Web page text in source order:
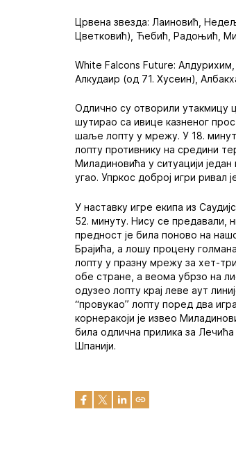
Црвена звезда: Лаиновић,
Цветковић), Ћебић, Радоњић,
White Falcons Future:
Алкудаир (од 71. Хусеин),
Одлично су отворили утакмицу
шутирао са ивице казненог
шаље лопту у мрежу. У 18.
лопту противнику на средини
Миладиновића у ситуацији
угао. Упркос доброј игри ривал
У наставку игре екипа из
52. минуту. Нису се предавали,
предност је била поново на
Брајића, а лошу процену
лопту у празну мрежу за хет-
обе стране, а веома убрзо на
одузео лопту крај леве аут
“провукао” лопту поред два
корнеракоји је извео
била одлична прилика за
Шпанији.